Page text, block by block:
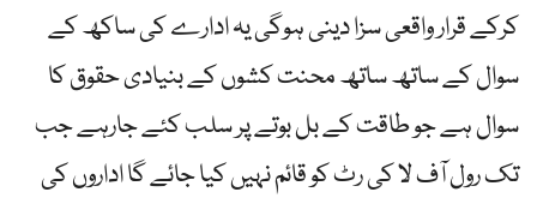
کرکے قرار واقعی سزا دینی ہوگی یہ ادارے کی ساکھ کے
سوال کے ساتھ ساتھ محنت کشوں کے بنیادی حقوق کا
سوال ہے جو طاقت کے بل بوتے پر سلب کئے جارہے جب
تک رول آف لا کی رٹ کو قائم نہیں کیا جائے گا اداروں کی